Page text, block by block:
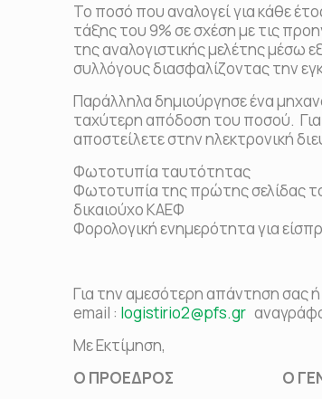
Το ποσό που αναλογεί για κάθε
τάξης του 9% σε σχέση με τις
της αναλογιστικής μελέτης μέσω
συλλόγους διασφαλίζοντας την
Παράλληλα δημιούργησε ένα
ταχύτερη απόδοση του ποσού.
αποστείλετε στην ηλεκτρονική
Φωτοτυπία ταυτότητας
Φωτοτυπία της πρώτης σελίδας
δικαιούχο ΚΑΕΦ
Φορολογική ενημερότητα για
Για την αμεσότερη απάντηση σας
email : logistirio2@pfs.gr
Με Εκτίμηση,
Ο ΠΡΟΕΔΡΟΣ Ο ΓΕΝ.